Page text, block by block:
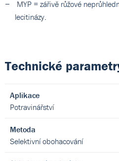
MYP = zářivě růžové
lecitinázy.
Technické
Aplikace
Potravinářství
Metoda
Selektivní obohacování